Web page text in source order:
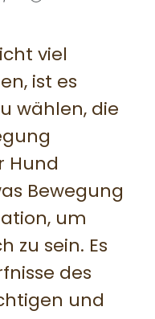
viel
ist es
wählen, die
Hund
Bewegung
um
zu sein. Es
des
und